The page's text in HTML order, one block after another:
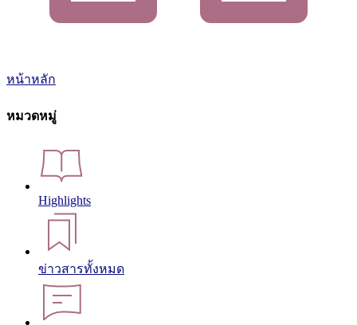
หน้าหลัก
หมวดหมู่
Highlights
ข่าวสารทั้งหมด